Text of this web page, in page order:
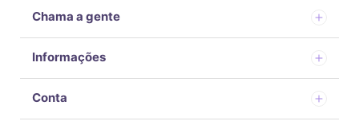
Chama a gente
Informações
Conta